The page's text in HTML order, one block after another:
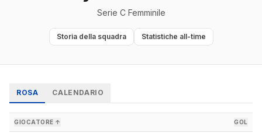
Serie C Femminile
Storia della squadra Statistiche all-time
ROSA CALENDARIO
GIOCATORE ↑ GOL